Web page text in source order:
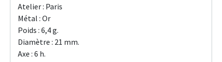
Atelier : Paris
Métal : Or
Poids : 6,4 g.
Diamètre : 21 mm.
Axe : 6 h.